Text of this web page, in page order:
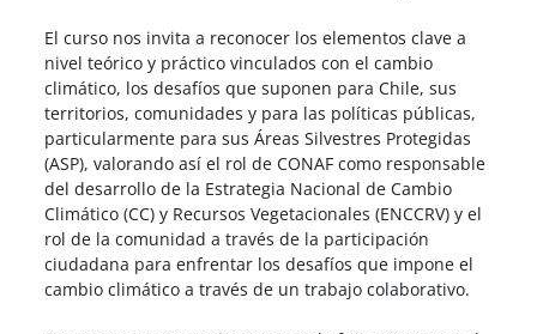
El curso nos invita a reconocer los elementos clave a
nivel teórico y práctico vinculados con el cambio
climático, los desafíos que suponen para Chile, sus
territorios, comunidades y para las políticas públicas,
particularmente para sus Áreas Silvestres Protegidas
(ASP), valorando así el rol de CONAF como responsable
del desarrollo de la Estrategia Nacional de Cambio
Climático (CC) y Recursos Vegetacionales (ENCCRV) y el
rol de la comunidad a través de la participación
ciudadana para enfrentar los desafíos que impone el
cambio climático a través de un trabajo colaborativo.